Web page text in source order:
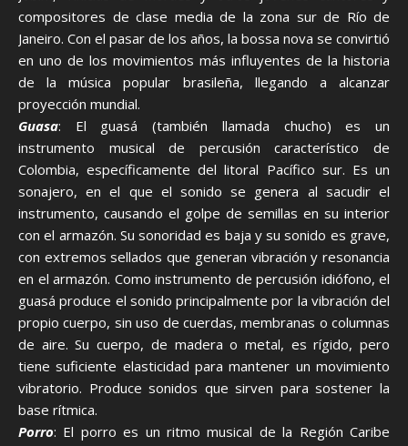
compositores de clase media de la zona sur de Río de
Janeiro. Con el pasar de los años, la bossa nova se convirtió
en uno de los movimientos más influyentes de la historia
de la música popular brasileña, llegando a alcanzar
proyección mundial.
Guasa: El guasá (también llamada chucho) es un
instrumento musical de percusión característico de
Colombia, específicamente del litoral Pacífico sur. Es un
sonajero, en el que el sonido se genera al sacudir el
instrumento, causando el golpe de semillas en su interior
con el armazón. Su sonoridad es baja y su sonido es grave,
con extremos sellados que generan vibración y resonancia
en el armazón. Como instrumento de percusión idiófono, el
guasá produce el sonido principalmente por la vibración del
propio cuerpo, sin uso de cuerdas, membranas o columnas
de aire. Su cuerpo, de madera o metal, es rígido, pero
tiene suficiente elasticidad para mantener un movimiento
vibratorio. Produce sonidos que sirven para sostener la
base rítmica.
Porro: El porro es un ritmo musical de la Región Caribe